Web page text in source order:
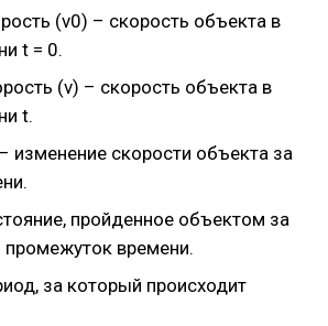
(v0) – скорость объекта в
t = 0.
(v) – скорость объекта в
t.
изменение скорости объекта за
пройденное объектом за
времени.
за который происходит